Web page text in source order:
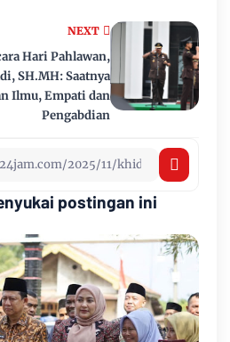
NEXT
Hari Pahlawan,
SH.MH: Saatnya
Ilmu, Empati dan
Pengabdian
postingan ini